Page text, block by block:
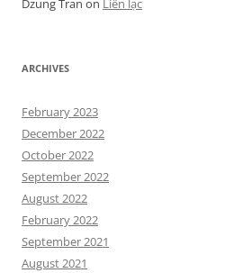
Dzung Tran on Liên lạc
ARCHIVES
February 2023
December 2022
October 2022
September 2022
August 2022
February 2022
September 2021
August 2021